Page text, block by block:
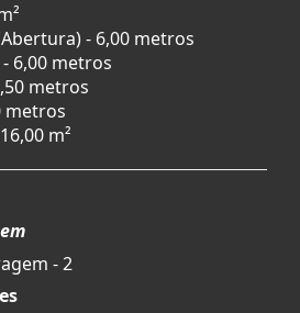
- 6,00 metros
6,00 metros
metros
metros
m²
- 2